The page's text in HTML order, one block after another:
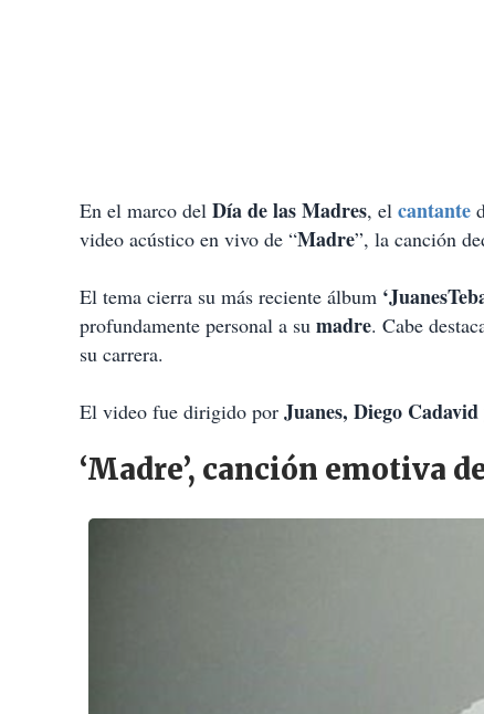
En el marco del Día de las Madres, el cantante
video acústico en vivo de “Madre”, la canción
El tema cierra su más reciente álbum
profundamente personal a su madre. Cabe
su carrera.
El video fue dirigido por Juanes, Diego
‘Madre’, canción emotiva